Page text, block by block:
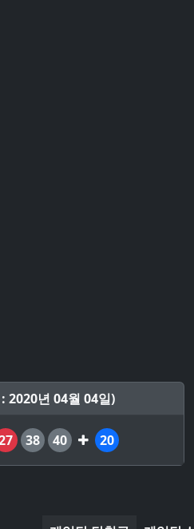
2020년 04월 04일)
38 40 20